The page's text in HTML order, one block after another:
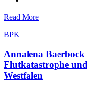
Read More
BPK
Annalena
Flutkatastrophe
Westfalen